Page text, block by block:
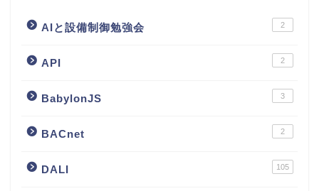
AIと設備制御勉強会 2
API 2
BabylonJS 3
BACnet 2
DALI 105